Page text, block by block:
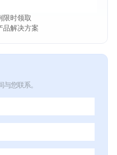
限时领取
品解决方案
您联系。